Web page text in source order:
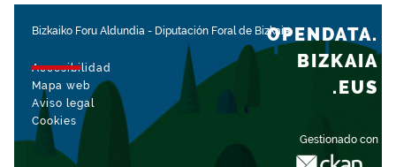
Bizkaiko Foru Aldundia - Diputación Foral de Bizkaia
Accesibilidad
Mapa web
Aviso legal
Cookies
Gestionado con
OPENDATA.
BIZKAIA
.EUS